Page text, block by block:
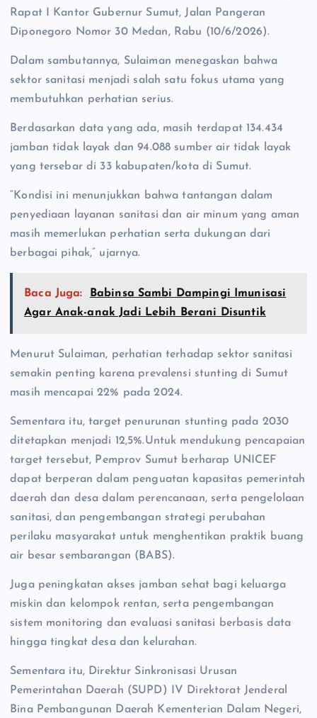
Rapat I Kantor Gubernur Sumut, Jalan Pangeran
Diponegoro Nomor 30 Medan, Rabu (10/6/2026).
Dalam sambutannya, Sulaiman menegaskan bahwa
sektor sanitasi menjadi salah satu fokus utama yang
membutuhkan perhatian serius.
Berdasarkan data yang ada, masih terdapat 134.434
jamban tidak layak dan 94.088 sumber air tidak layak
yang tersebar di 33 kabupaten/kota di Sumut.
“Kondisi ini menunjukkan bahwa tantangan dalam
penyediaan layanan sanitasi dan air minum yang aman
masih memerlukan perhatian serta dukungan dari
berbagai pihak,” ujarnya.
Baca Juga:
Babinsa Sambi Dampingi Imunisasi
Agar Anak-anak Jadi Lebih Berani Disuntik
Menurut Sulaiman, perhatian terhadap sektor sanitasi
semakin penting karena prevalensi stunting di Sumut
masih mencapai 22% pada 2024.
Sementara itu, target penurunan stunting pada 2030
ditetapkan menjadi 12,5%.Untuk mendukung pencapaian
target tersebut, Pemprov Sumut berharap UNICEF
dapat berperan dalam penguatan kapasitas pemerintah
daerah dan desa dalam perencanaan, serta pengelolaan
sanitasi, dan pengembangan strategi perubahan
perilaku masyarakat untuk menghentikan praktik buang
air besar sembarangan (BABS).
Juga peningkatan akses jamban sehat bagi keluarga
miskin dan kelompok rentan, serta pengembangan
sistem monitoring dan evaluasi sanitasi berbasis data
hingga tingkat desa dan kelurahan.
Sementara itu, Direktur Sinkronisasi Urusan
Pemerintahan Daerah (SUPD) IV Direktorat Jenderal
Bina Pembangunan Daerah Kementerian Dalam Negeri,